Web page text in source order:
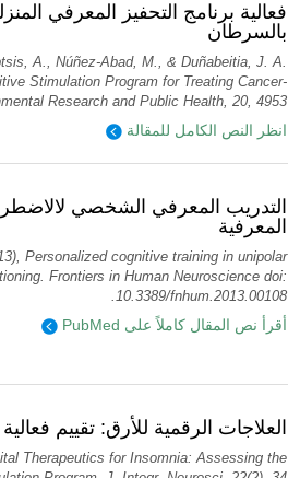
فعالية برنامج التحفيز المعرفي
بالسرطان
A., Núñez-Abad, M., & Duñabeitia, J. A.
Stimulation Program for Treating Cancer-
Research and Public Health, 20, 4953.
انظر النص الكامل للمقالة
التدريب المعرفي الشخصي
المعرفية
Personalized cognitive training in unipolar
Frontiers in Human Neuroscience doi:
10.3389/fnhum.2013.00108.
أقرأ نص المقال كاملاً على PubMed
العلاجات الرقمية للأرق: تقييم
Therapeutics for Insomnia: Assessing the